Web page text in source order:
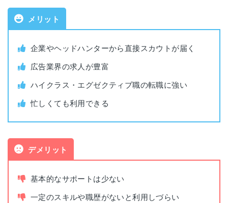
年収600万円以上
利用料金 無料
公開求人数 483,653件（2025年5月時点）
非公開求人数 非公開
メリット
企業やヘッドハンターから直接スカウトが届く
広告業界の求人が豊富
ハイクラス・エグゼクティブ職の転職に強い
忙しくても利用できる
デメリット
基本的なサポートは少ない
一定のスキルや職歴がないと利用しづらい